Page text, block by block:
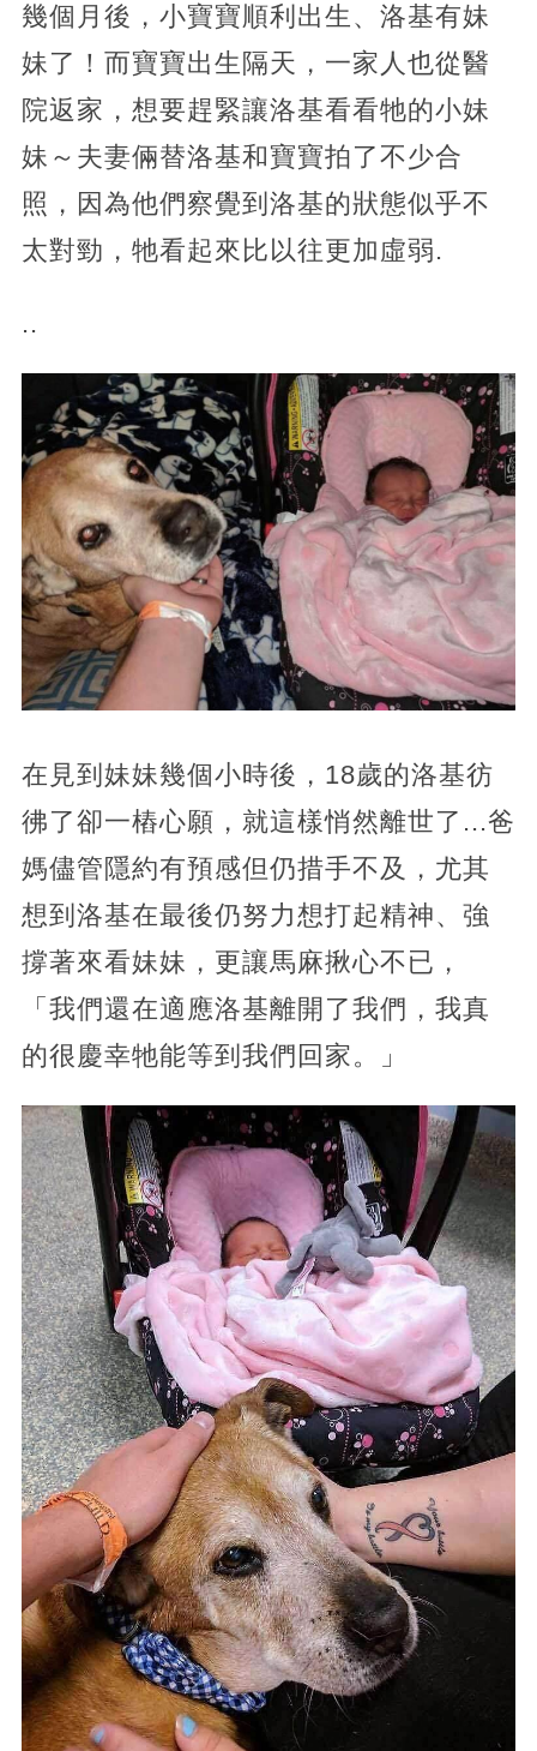
幾個月後，小寶寶順利出生、洛基有妹
妹了！而寶寶出生隔天，一家人也從醫
院返家，想要趕緊讓洛基看看牠的小妹
妹～夫妻倆替洛基和寶寶拍了不少合
照，因為他們察覺到洛基的狀態似乎不
太對勁，牠看起來比以往更加虛弱.
..
在見到妹妹幾個小時後，18歲的洛基彷
彿了卻一樁心願，就這樣悄然離世了...爸
媽儘管隱約有預感但仍措手不及，尤其
想到洛基在最後仍努力想打起精神、強
撐著來看妹妹，更讓馬麻揪心不已，
「我們還在適應洛基離開了我們，我真
的很慶幸牠能等到我們回家。」